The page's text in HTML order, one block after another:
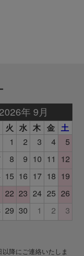
降にご連絡いたしま